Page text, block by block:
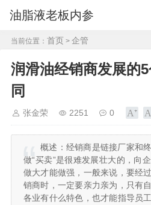
油脂液老板内参
当前位置： 首页 > 企管
润滑油经销商发展的
同
张金荣 2251 0
概述： 经销商是链接厂家和
做“买卖”是很难发展壮大的，向
做大才能做强，一般来说，要经
销商时，一定要亲力亲为，只有
各业有什么特色，也才能指导员